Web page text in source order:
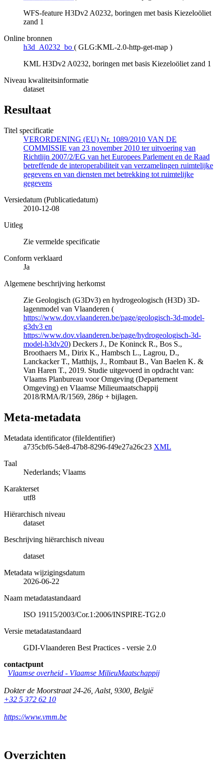
WFS-feature H3Dv2 A0232, boringen met basis Kiezeloöliet
zand 1
Online bronnen
h3d_A0232_bo ( GLG:KML-2.0-http-get-map )
KML H3Dv2 A0232, boringen met basis Kiezeloöliet zand 1
Niveau kwaliteitsinformatie
dataset
Resultaat
Titel specificatie
VERORDENING (EU) Nr. 1089/2010 VAN DE
COMMISSIE van 23 november 2010 ter uitvoering van
Richtlijn 2007/2/EG van het Europees Parlement en de Raad
betreffende de interoperabiliteit van verzamelingen ruimtelijke
gegevens en van diensten met betrekking tot ruimtelijke
gegevens
Versiedatum (Publicatiedatum)
2010-12-08
Uitleg
Zie vermelde specificatie
Conform verklaard
Ja
Algemene beschrijving herkomst
Zie Geologisch (G3Dv3) en hydrogeologisch (H3D) 3D-
lagenmodel van Vlaanderen (
https://www.dov.vlaanderen.be/page/geologisch-3d-model-
g3dv3 en
https://www.dov.vlaanderen.be/page/hydrogeologisch-3d-
model-h3dv20) Deckers J., De Koninck R., Bos S.,
Broothaers M., Dirix K., Hambsch L., Lagrou, D.,
Lanckacker T., Matthijs, J., Rombaut B., Van Baelen K. &
Van Haren T., 2019. Studie uitgevoerd in opdracht van:
Vlaams Planbureau voor Omgeving (Departement
Omgeving) en Vlaamse Milieumaatschappij
2018/RMA/R/1569, 286p + bijlagen.
Meta-metadata
Metadata identificator (fileIdentifier)
a735cbf6-54e8-47b8-8296-f49e27a26c23 XML
Taal
Nederlands; Vlaams
Karakterset
utf8
Hiërarchisch niveau
dataset
Beschrijving hiërarchisch niveau
dataset
Metadata wijzigingsdatum
2026-06-22
Naam metadatastandaard
ISO 19115/2003/Cor.1:2006/INSPIRE-TG2.0
Versie metadatastandaard
GDI-Vlaanderen Best Practices - versie 2.0
contactpunt
Vlaamse overheid - Vlaamse MilieuMaatschappij
Dokter de Moorstraat 24-26 Aalst, 9300 België
+32 5 372 62 10
https://www.vmm.be
Overzichten